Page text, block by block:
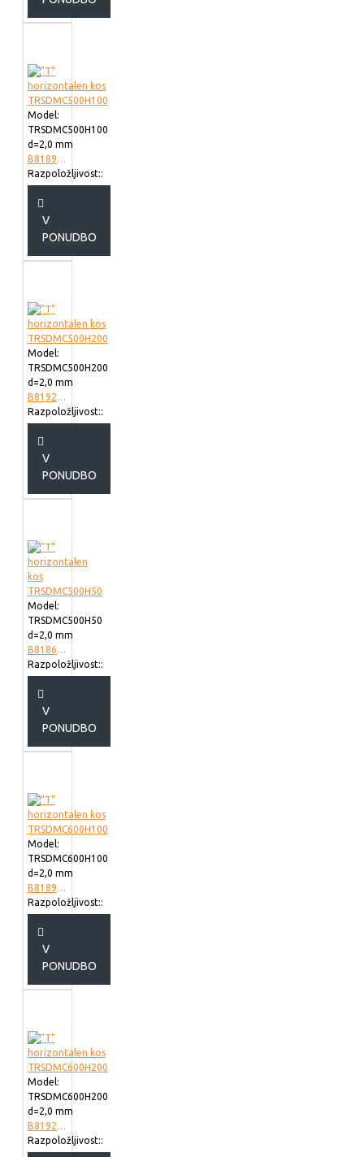
Model:
TRSDMC500H100
d=2,0 mm
B818950
Razpoložljivost::
V
PONUDBO
Model:
TRSDMC500H200
d=2,0 mm
B819250
Razpoložljivost::
V
PONUDBO
Model:
TRSDMC500H50
d=2,0 mm
B818650
Razpoložljivost::
V
PONUDBO
Model:
TRSDMC600H100
d=2,0 mm
B818960
Razpoložljivost::
V
PONUDBO
Model:
TRSDMC600H200
d=2,0 mm
B819260
Razpoložljivost::